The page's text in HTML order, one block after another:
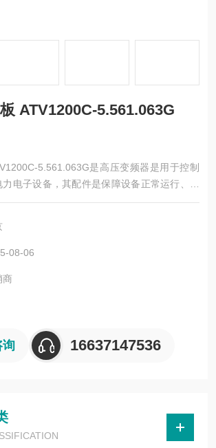
ATV1200C-5.561.063G
5.561.063G是高压变频器是用于控制
电子设备，其配件是保障设备正常运行、实
修的重要组成部分。这些配件种类繁多，涵
08-06
商
询 16637147536